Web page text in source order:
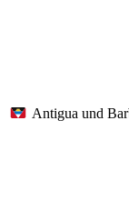
Antigua und